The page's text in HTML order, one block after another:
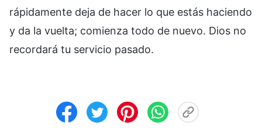
rápidamente deja de hacer lo que estás haciendo
y da la vuelta; comienza todo de nuevo. Dios no
recordará tu servicio pasado.